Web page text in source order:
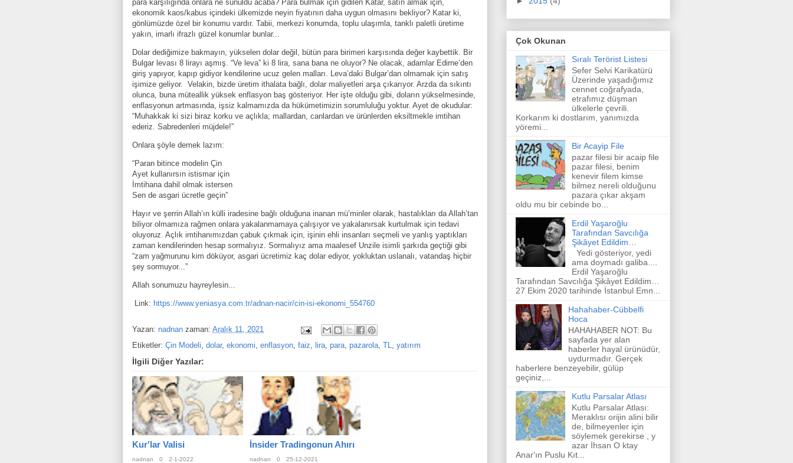
para karşılığında onlara ne sunuldu acaba? Para bulmak için gidilen Katar, satın almak için,
ekonomik kaos/kabus içindeki ülkemizde neyin fiyatının daha uygun olmasını bekliyor? Katar ki,
gönlümüzde özel bir konumu vardır. Tabii, merkezi konumda, toplu ulaşımla, tanklı paletli üretime
yakın, imarlı ifrazlı güzel konumlar bunlar...
Dolar dediğimize bakmayın, yükselen dolar değil, bütün para birimeri karşısında değer kaybettik. Bir
Bulgar levası 8 lirayı aşmış. “Ve leva” ki 8 lira, sana bana ne oluyor? Ne olacak, adamlar Edirne’den
giriş yapıyor, kapıp gidiyor kendilerine ucuz gelen malları. Leva’daki Bulgar’dan olmamak için satış
işimize geliyor. Velakin, bizde üretim ithalata bağlı, dolar maliyetleri arşa çıkarıyor. Arzda da sıkıntı
olunca, buna müteallik yüksek enflasyon baş gösteriyor. Her işte olduğu gibi, doların yükselmesinde,
enflasyonun artmasında, işsiz kalmamızda da hükümetimizin sorumluluğu yoktur. Ayet de okudular:
“Muhakkak ki sizi biraz korku ve açlıkla; mallardan, canlardan ve ürünlerden eksiltmekle imtihan
ederiz. Sabredenleri müjdele!”
Onlara şöyle demek lazım:
“Paran bitince modelin Çin
Ayet kullanırsın istismar için
İmtihana dahil olmak istersen
Sen de asgari ücretle geçin”
Hayır ve şerrin Allah’ın külli iradesine bağlı olduğuna inanan mü’minler olarak, hastalıkları da Allah’tan
biliyor olmamıza rağmen onlara yakalanmamaya çalışıyor ve yakalanırsak kurtulmak için tedavi
oluyoruz. Açlık imtihanımızdan çabuk çıkmak için, işinin ehli insanları seçmeli ve yanlış yaptıkları
zaman kendilerinden hesap sormalıyız. Sormalıyız ama maalesef Unzile isimli şarkıda geçtiği gibi
“zam yağmurunu kim döküyor, asgari ücretimiz kaç dolar ediyor, yokluktan uslanalı, vatandaş hiçbir
şey sormuyor...”
Allah sonumuzu hayreylesin...
Link: https://www.yeniasya.com.tr/adnan-nacir/cin-isi-ekonomi_554760
Yazan: nadnan zaman: Aralık 11, 2021
Etiketler: Çin Modeli, dolar, ekonomi, enflasyon, faiz, lira, para, pazarola, TL, yatırım
İlgili Diğer Yazılar:
Kur'lar Valisi
nadnan 0 2-1-2022
İnsider Tradingonun Ahırı
nadnan 0 25-12-2021
Çok Okunan
Sıralı Terörist Listesi
Sefer Selvi Karikatürü
Üzerinde yaşadığımız
cennet coğrafyada,
etrafımız düşman
ülkelerle çevrili.
Korkarım ki dostlarım, yanımızda
yöremi...
Bir Acayip File
pazar filesi bir acaip file
pazar filesi, benim
kenevir filem kimse
bilmez nereli olduğunu
pazara çıkar akşam
oldu mu bir cebinde bo...
Erdil Yaşaroğlu
Tarafından Savcılığa
Şikâyet Edildim…
Yedi gösteriyor, yedi
ama doymadı galiba....
Erdil Yaşaroğlu
Tarafından Savcılığa Şikâyet Edildim…
27 Ekim 2020 tarihinde İstanbul Emn...
Hahahaber-Cübbelfi
Hoca
HAHAHABER NOT: Bu
sayfada yer alan
haberler hayal ürünüdür,
uydurmadır. Gerçek
haberlere benzeyebilir, gülüp
geçiniz,...
Kutlu Parsalar Atlası
Kutlu Parsalar Atlası:
Meraklısı orijin alini bilir
de, bilmeyenler için
söylemek gerekirse , y
azar İhsan O ktay
Anar'ın Puslu Kıt...